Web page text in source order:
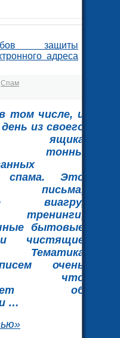
защиты
адреса
Спам
том числе, и
из своего
ящика
тонны
спама. Это
письма,
виагру,
тренинги,
бытовые
чистящие
очень
что
об
…